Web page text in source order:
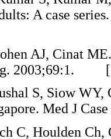
A case
AJ, Cinat
2003;69:1.
S, Siow
Med J
C, Houlden